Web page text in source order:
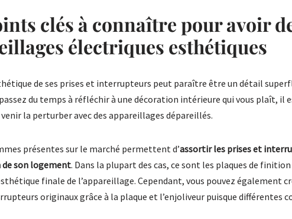
clés à connaître pour avoir
électriques esthétiques
de ses prises et interrupteurs peut paraître être un détail
du temps à réfléchir à une décoration intérieure qui vous plaît, il
la perturber avec des appareillages dépareillés.
présentes sur le marché permettent d’assortir les prises et
son logement. Dans la plupart des cas, ce sont les plaques de finition
finale de l’appareillage. Cependant, vous pouvez également
originaux grâce à la plaque et l’enjoliveur puisque différentes